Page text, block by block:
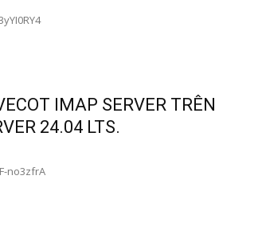
IMAP SERVER TRÊN
24.04 LTS.
no3zfrA